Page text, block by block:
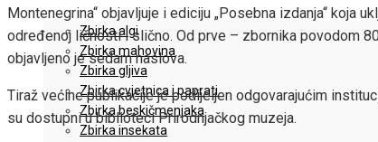
Zbirka algi
Zbirka mahovina
Zbirka gljiva
Zbirka cvjetnica i paprati
Zbirka beskičmenjaka
Zbirka insekata
Montenegrina“ objavljuje i ediciju „Posebna izdanja“ koja
određenoj ličnosti i slično. Od prve – zbornika povodom
objavljeno je sedam naslova.
Tiraž većine publikacije je podijeljen odgovarajućim
su dostupni u biblioteci Prirodnjačkog muzeja.